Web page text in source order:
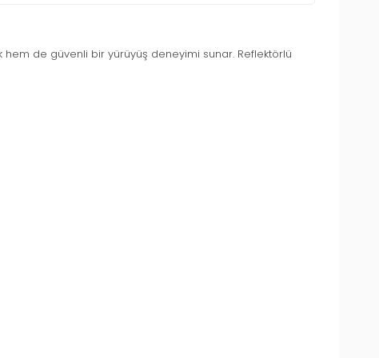
hem de güvenli bir yürüyüş deneyimi sunar. Reflektörlü